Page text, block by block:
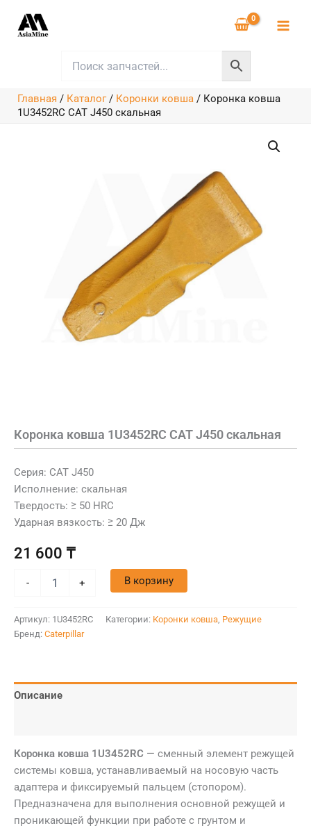
содержимому
Главная / Каталог/ Коронки ковша / Коронка ковша
1U3452RC CAT J450 скальная
Коронка ковша 1U3452RC CAT J450 скальная
Серия: CAT J450
Исполнение: скальная
Твердость: ≥ 50 HRC
Ударная вязкость: ≥ 20 Дж
21 600 ₸
- + В корзину
Артикул: 1U3452RC Категории: Коронки ковша, Режущие
Бренд: Caterpillar
Описание
Коронка ковша 1U3452RC — сменный элемент режущей
системы ковша, устанавливаемый на носовую часть
адаптера и фиксируемый пальцем (стопором).
Предназначена для выполнения основной режущей и
проникающей функции при работе с грунтом и